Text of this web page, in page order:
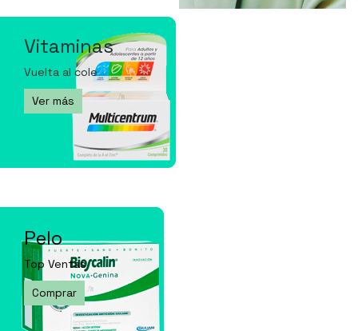
Vitaminas
Vuelta al cole
Ver más
Pelo
Top Ventas
Comprar